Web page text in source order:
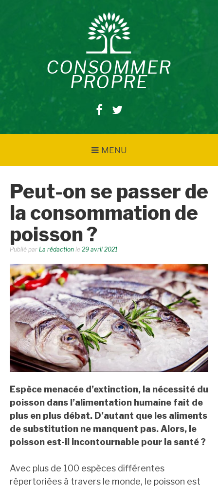
CONSOMMER
PROPRE
Facebook
Twitter
MENU
Peut-on se passer de
la consommation de
poisson ?
Publié par La rédaction le 29 avril 2021
Espèce menacée d’extinction, la nécessité du
poisson dans l’alimentation humaine fait de
plus en plus débat. D’autant que les aliments
de substitution ne manquent pas. Alors, le
poisson est-il incontournable pour la santé ?
Avec plus de 100 espèces différentes
répertoriées à travers le monde, le poisson est